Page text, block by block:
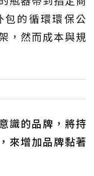
的循環環保公
，然而成本與規
識的品牌，將持
來增加品牌黏著